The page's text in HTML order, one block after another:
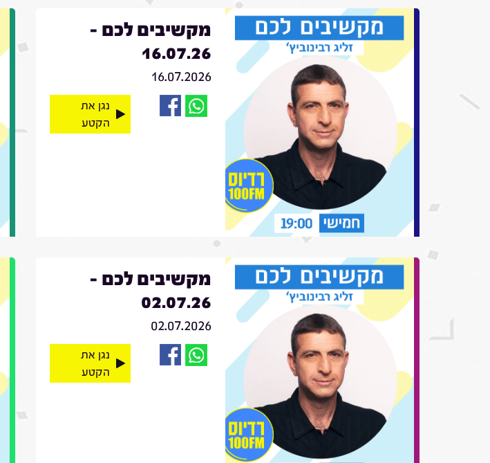
מקשיבים לכם -
16.07.26
16.07.2026
נגן את
הקטע
מקשיבים לכם -
02.07.26
02.07.2026
נגן את
הקטע